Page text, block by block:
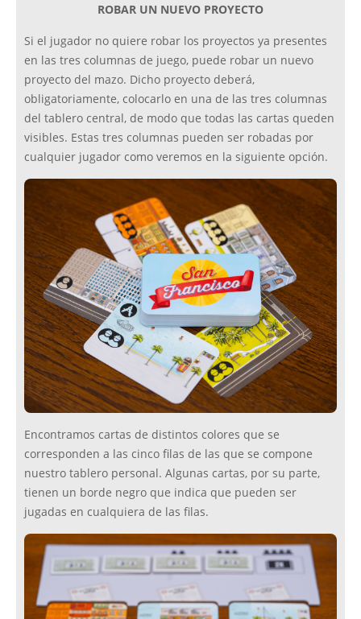
ROBAR UN NUEVO PROYECTO
Si el jugador no quiere robar los proyectos ya presentes
en las tres columnas de juego, puede robar un nuevo
proyecto del mazo. Dicho proyecto deberá,
obligatoriamente, colocarlo en una de las tres columnas
del tablero central, de modo que todas las cartas queden
visibles. Estas tres columnas pueden ser robadas por
cualquier jugador como veremos en la siguiente opción.
Encontramos cartas de distintos colores que se
corresponden a las cinco filas de las que se compone
nuestro tablero personal. Algunas cartas, por su parte,
tienen un borde negro que indica que pueden ser
jugadas en cualquiera de las filas.